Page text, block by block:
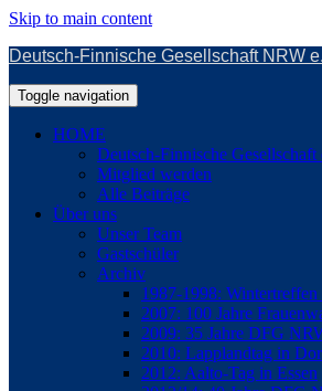
Skip to main content
Deutsch-Finnische Gesellschaft NRW
Toggle navigation
HOME
Deutsch-Finnische
Mitglied werden
Alle Beiträge
Über uns
Unser Team
Gastschüler
Archiv
1987-1998: Wintertreffen
2007: 100 Jahre
2009: 35 Jahre DFG
2010: Lapplandtag in
2012: Aalto-Tag in Essen